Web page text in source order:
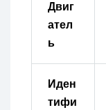
Двиг
ател
ь
Иден
тифи